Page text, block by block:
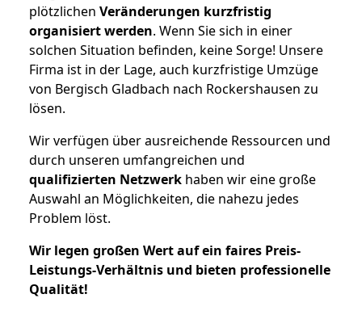
plötzlichen Veränderungen kurzfristig
organisiert werden. Wenn Sie sich in einer
solchen Situation befinden, keine Sorge! Unsere
Firma ist in der Lage, auch kurzfristige Umzüge
von Bergisch Gladbach nach Rockershausen zu
lösen.
Wir verfügen über ausreichende Ressourcen und
durch unseren umfangreichen und
qualifizierten Netzwerk haben wir eine große
Auswahl an Möglichkeiten, die nahezu jedes
Problem löst.
Wir legen großen Wert auf ein faires Preis-
Leistungs-Verhältnis und bieten professionelle
Qualität!